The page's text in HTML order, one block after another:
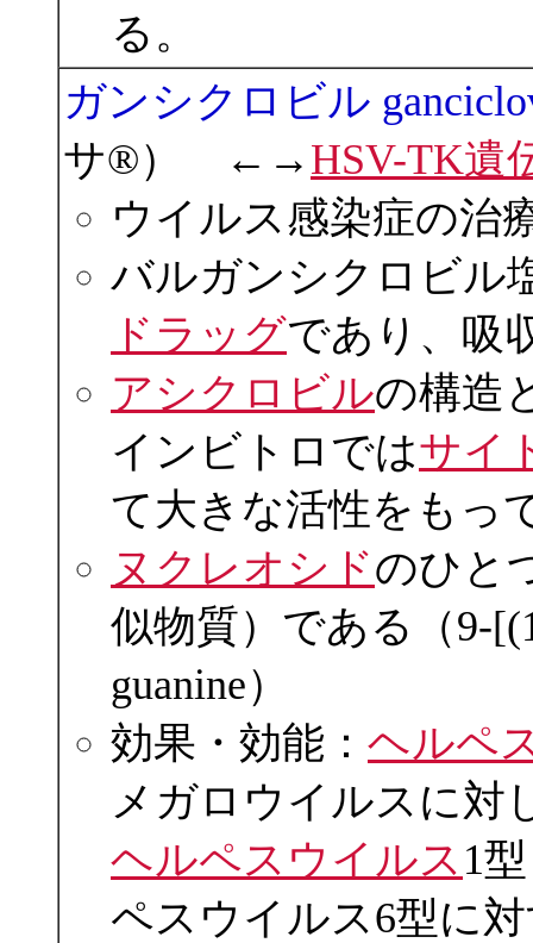
る。
ガンシクロビル
サ®） ←→ HSV-TK遺
ウイルス感染症の治
バルガンシクロビル
ドラッグであり、吸
アシクロビルの構造
インビトロではサイ
て大きな活性をもっ
ヌクレオシドのひと
似物質）である（9-
guanine）
効果・効能： ヘルペ
メガロウイルスに対
ヘルペスウイルス 1
ペスウイルス6型に